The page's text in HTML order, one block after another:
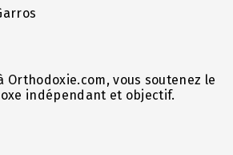
Orthodoxie.com, vous soutenez le
indépendant et objectif.